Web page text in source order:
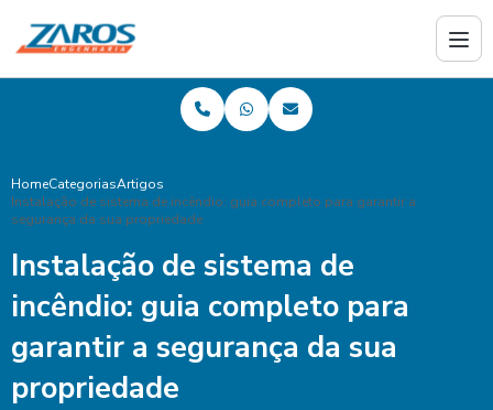
HomeCategoriasArtigos
Instalação de sistema de incêndio: guia completo para garantir a
segurança da sua propriedade
Instalação de sistema de
incêndio: guia completo para
garantir a segurança da sua
propriedade